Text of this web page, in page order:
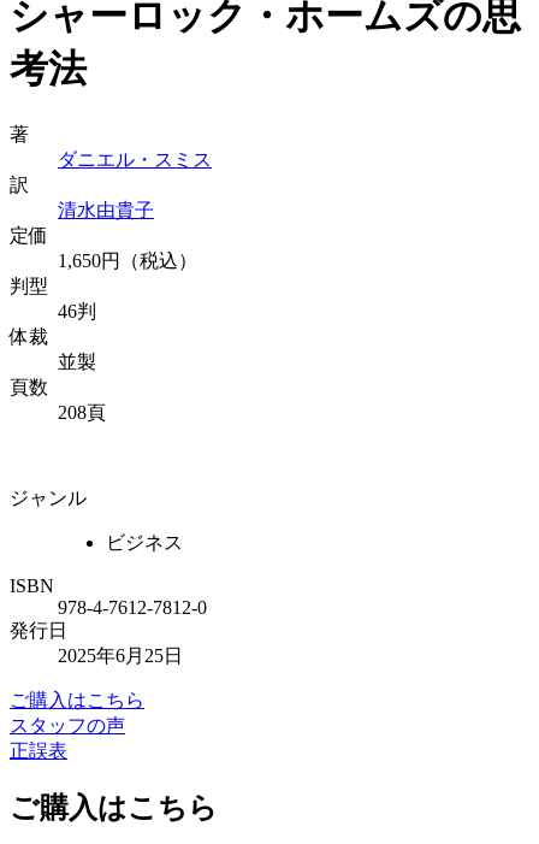
シャーロック・ホームズの思
考法
著
ダニエル・スミス
訳
清水由貴子
定価
1,650円（税込）
判型
46判
体裁
並製
頁数
208頁
ジャンル
ビジネス
ISBN
978-4-7612-7812-0
発行日
2025年6月25日
ご購入はこちら
スタッフの声
正誤表
ご購入はこちら